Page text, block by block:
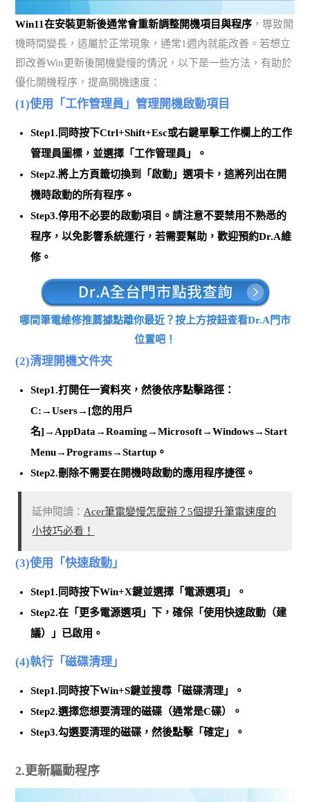
Win11在安裝更新後通常會重新調整開機項目與程序 ，導致開
機時間變長，這屬於正常現象，通常1週內就能改善。若想立
即改善Win更新後開機變慢的情況，以下是一些方法，有助於
優化開機程序，提高開機速度：
(1)使用「工作管理員」管理開機啟動項目
Step1.同時按下Ctrl+Shift+Esc或右鍵單擊工作欄上的工作
管理員圖標，並選擇「工作管理員」。
Step2.將上方頁籤切換到「啟動」選項卡，這將列出在開
機時啟動的所有程序 。
Step3.停用不必要的啟動項目 。請注意不要禁用不熟悉的
程序，以免影響系統運行，若需要幫助，歡迎預約Dr.A維
修。
哪間筆電維修推薦據點離你最近？按上方按鈕查看Dr.A門市
位置吧！
(2)清理開機文件夾
Step1.打開任一資料夾，然後依序點擊路徑：
C:→Users→[您的用戶
名]→AppData→Roaming→Microsoft→Windows→Start
Menu→Programs→Startup。
Step2.刪除不需要在開機時啟動的應用程序捷徑 。
延伸閱讀：Acer筆電變慢怎麼辦？5個提升筆電速度的
小技巧必看！
(3)使用「快速啟動」
Step1.同時按下Win+X鍵並選擇「電源選項」
。
Step2.在「更多電源選項」下，確保 「使用快速啟動（建
議）」已啟用 。
(4)執行「磁碟清理」
Step1.同時按下Win+S鍵並搜尋「磁碟清理」
。
Step2.選擇您想要清理的磁碟（通常是C碟）。
Step3.勾選要清理的磁碟 ，然後點擊「確定」。
2.更新驅動程序